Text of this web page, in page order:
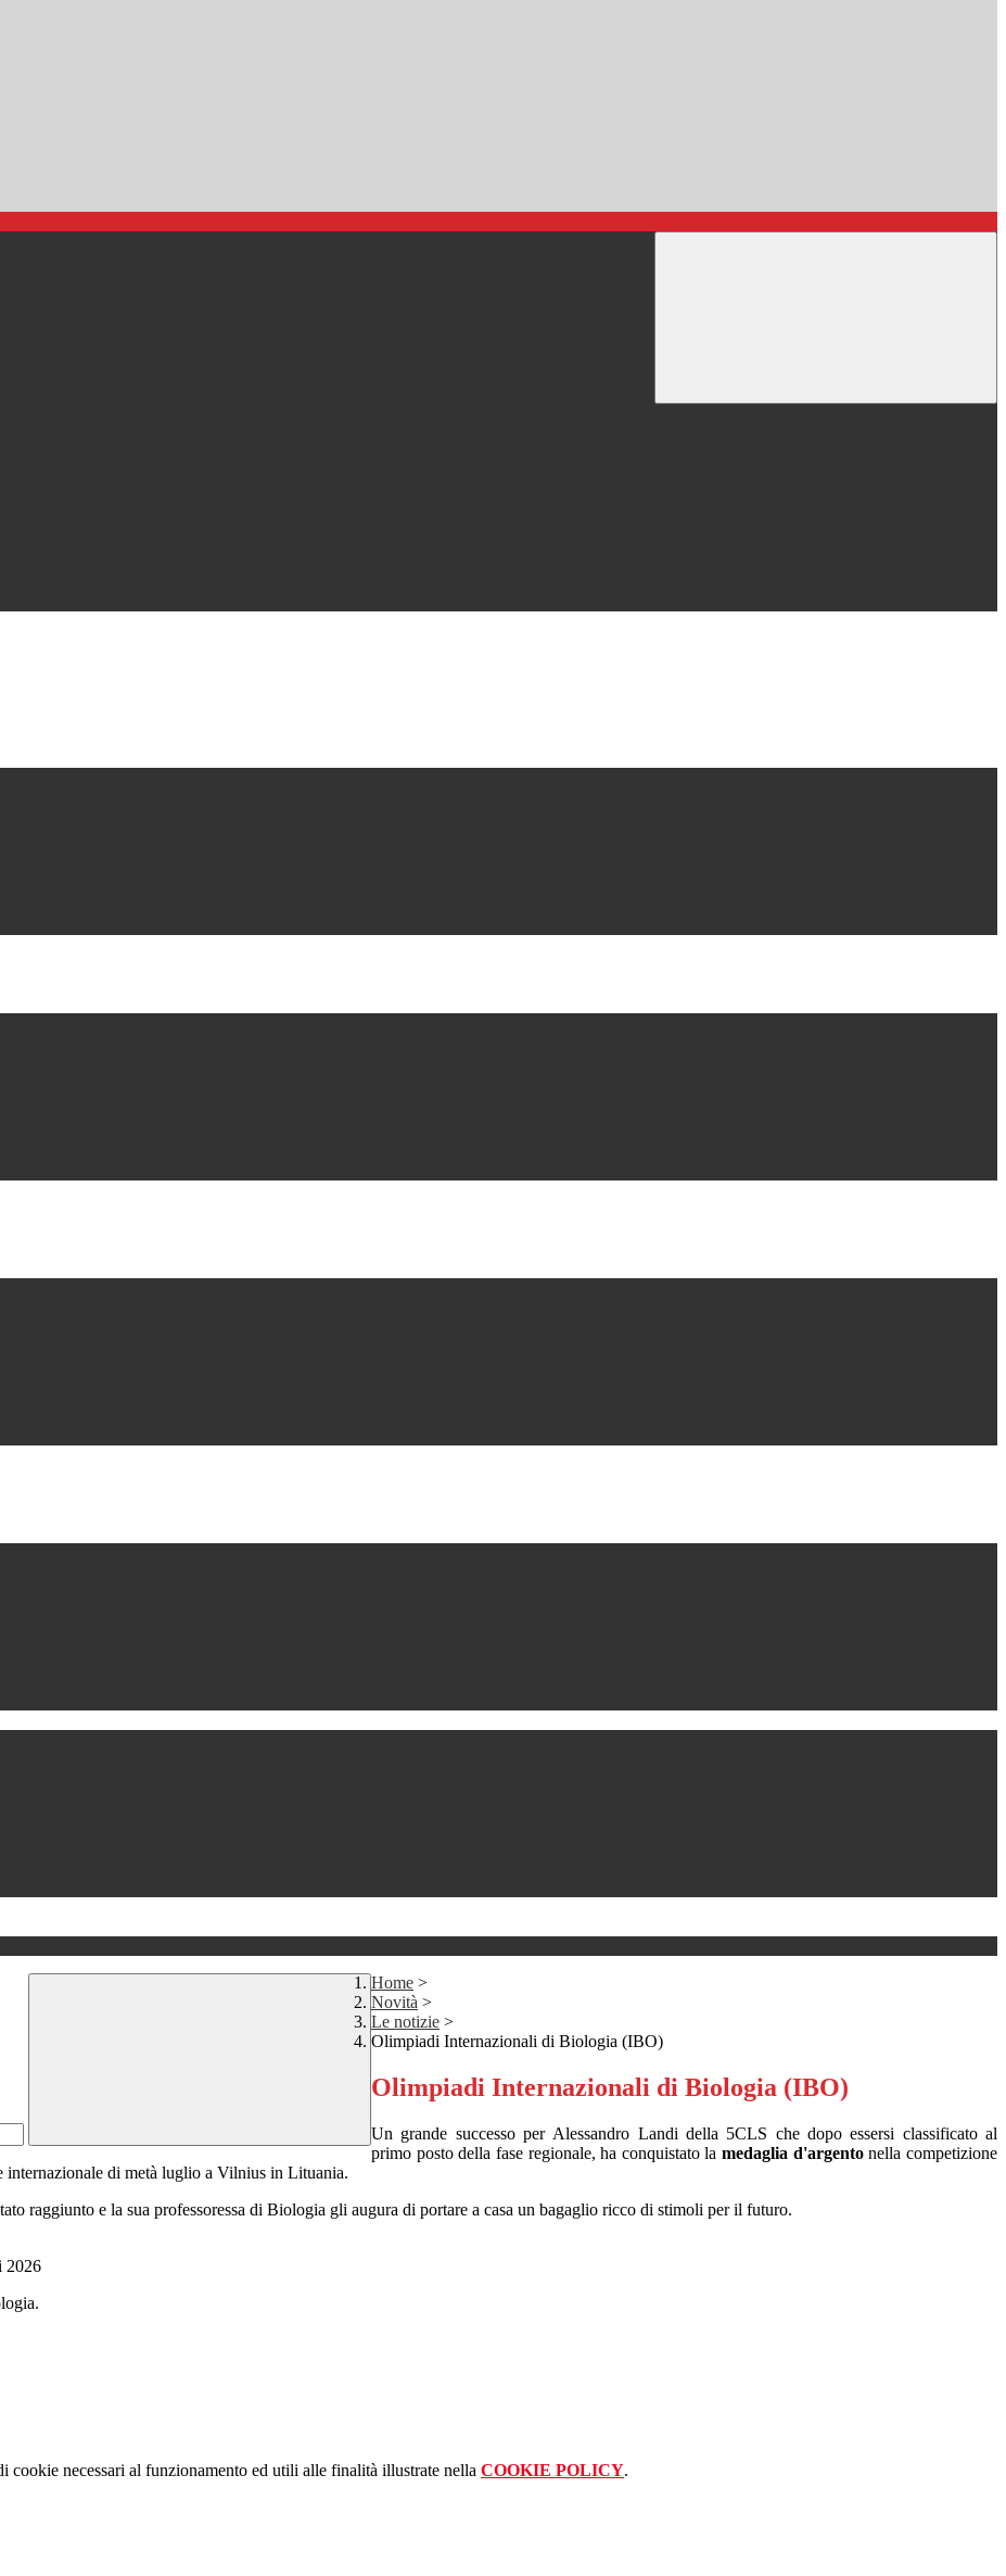
Home >
Novità >
Le notizie >
Olimpiadi Internazionali di Biologia (IBO)
Olimpiadi Internazionali di Biologia (IBO)
Un grande successo per Alessandro Landidella 5CLS che dopo essersi classificato al
primo posto della fase regionale, ha conquistato lamedaglia d'argentonella competizione
internazionale di metà luglio a Vilnius in Lituania.
raggiunto e la sua professoressa di Biologia gli augura di portare a casa un bagaglio ricco di stimoli per il futuro.
necessari al funzionamento ed utili alle finalità illustrate nella COOKIE POLICY.